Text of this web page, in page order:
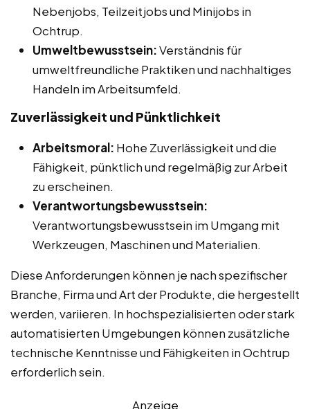
Nebenjobs, Teilzeitjobs und Minijobs in
Ochtrup.
Umweltbewusstsein:Verständnis für
umweltfreundliche Praktiken und nachhaltiges
Handeln im Arbeitsumfeld.
Zuverlässigkeit und Pünktlichkeit
Arbeitsmoral: Hohe Zuverlässigkeit und die
Fähigkeit, pünktlich und regelmäßig zur Arbeit
zu erscheinen.
Verantwortungsbewusstsein:
Verantwortungsbewusstsein im Umgang mit
Werkzeugen, Maschinen und Materialien.
Diese Anforderungen können je nach spezifischer
Branche, Firma und Art der Produkte, die hergestellt
werden, variieren. In hochspezialisierten oder stark
automatisierten Umgebungen können zusätzliche
technische Kenntnisse und Fähigkeiten in Ochtrup
erforderlich sein.
Anzeige